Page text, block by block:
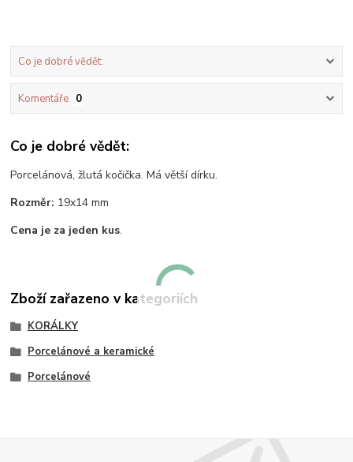
Co je dobré vědět:
Komentáře 0
Co je dobré vědět:
Porcelánová, žlutá kočička. Má větší dírku.
Rozměr: 19x14 mm
Cena je za jeden kus.
Zboží zařazeno v kategoriích
KORÁLKY
Porcelánové a keramické
Porcelánové